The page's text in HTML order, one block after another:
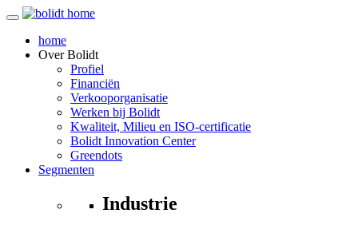
home
OverBolidt
Profiel
Financiën
Verkooporganisatie
Werken bij Bolidt
Kwaliteit, Milieu en ISO-certificatie
Bolidt Innovation Center
Greendots
Segmenten
Industrie